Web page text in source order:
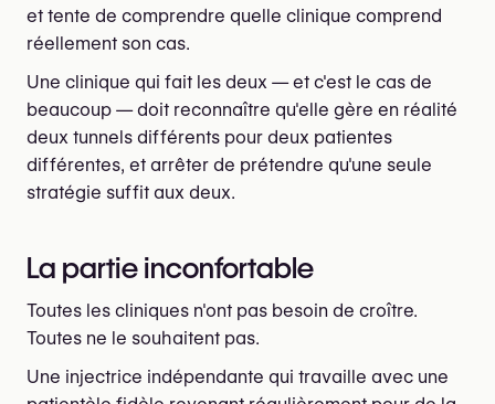
et tente de comprendre quelle clinique comprend
réellement son cas.
Une clinique qui fait les deux — et c'est le cas de
beaucoup — doit reconnaître qu'elle gère en réalité
deux tunnels différents pour deux patientes
différentes, et arrêter de prétendre qu'une seule
stratégie suffit aux deux.
La partie inconfortable
Toutes les cliniques n'ont pas besoin de croître.
Toutes ne le souhaitent pas.
Une injectrice indépendante qui travaille avec une